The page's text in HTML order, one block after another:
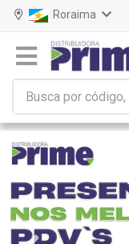
Roraima